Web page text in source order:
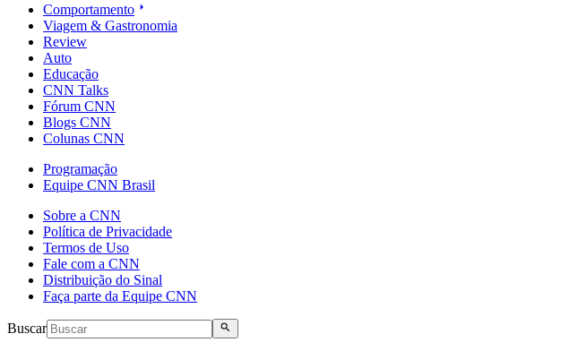
Comportamento
Viagem & Gastronomia
Review
Auto
Educação
CNN Talks
Fórum CNN
Blogs CNN
Colunas CNN
Programação
Equipe CNN Brasil
Sobre a CNN
Política de Privacidade
Termos de Uso
Fale com a CNN
Distribuição do Sinal
Faça parte da Equipe CNN
Buscar